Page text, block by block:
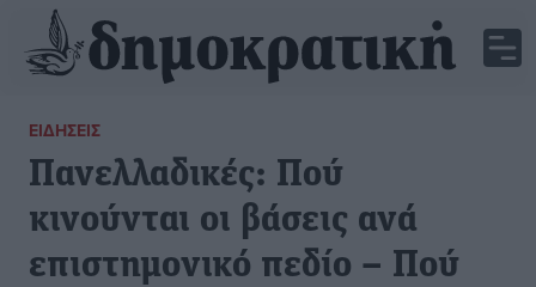
ΕΙΔΉΣΕΙΣ
Πανελλαδικές: Πού
κινούνται οι βάσεις ανά
επιστημονικό πεδίο – Πού